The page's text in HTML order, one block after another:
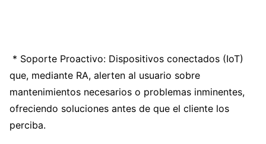
* Soporte Proactivo: Dispositivos conectados (IoT)
que, mediante RA, alerten al usuario sobre
mantenimientos necesarios o problemas inminentes,
ofreciendo soluciones antes de que el cliente los
perciba.